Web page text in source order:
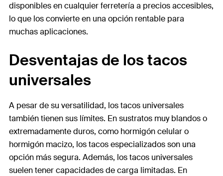
disponibles en cualquier ferretería a precios accesibles,
lo que los convierte en una opción rentable para
muchas aplicaciones.
Desventajas de los tacos
universales
A pesar de su versatilidad, los tacos universales
también tienen sus límites. En sustratos muy blandos o
extremadamente duros, como hormigón celular o
hormigón macizo, los tacos especializados son una
opción más segura. Además, los tacos universales
suelen tener capacidades de carga limitadas. En